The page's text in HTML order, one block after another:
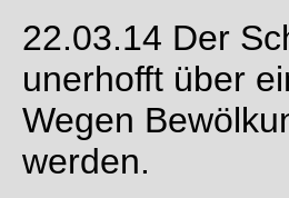
22.03.14 Der
unerhofft über
Wegen
werden.